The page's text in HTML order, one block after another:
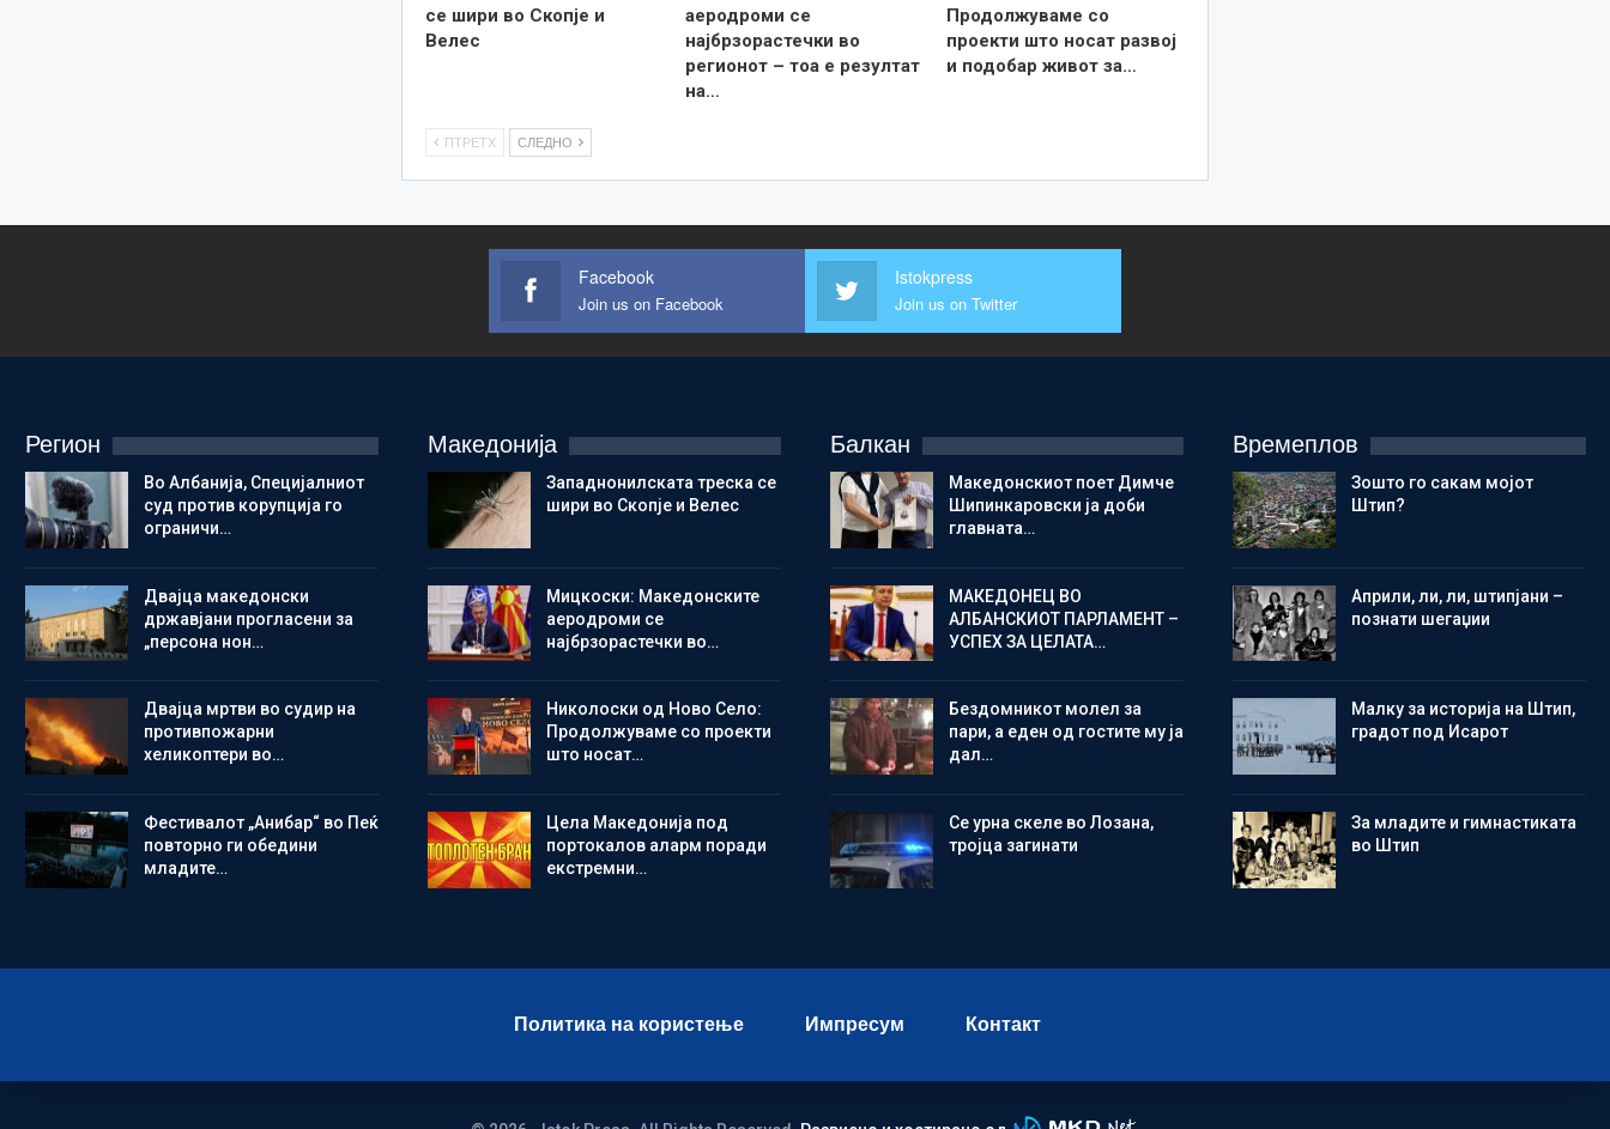
се шири во Скопје и
Велес
аеродроми се
најбрзорастечки во
регионот – тоа е резултат
на…
Продолжуваме со
проекти што носат развој
и подобар живот за…
ПТРЕТХ СЛЕДНО
Facebook
Join us on Facebook
Istokpress
Join us on Twitter
Регион
Во Албанија, Специјалниот
суд против корупција го
ограничи…
Двајца македонски
државјани прогласени за
„персона нон…
Двајца мртви во судир на
противпожарни
хеликоптери во…
Фестивалот „Анибар“ во Пеќ
повторно ги обедини
младите…
Македонија
Западнонилската треска се
шири во Скопје и Велес
Мицкоски: Македонските
аеродроми се
најбрзорастечки во…
Николоски од Ново Село:
Продолжуваме со проекти
што носат…
Цела Македонија под
портокалов аларм поради
екстремни…
Балкан
Македонскиот поет Димче
Шипинкаровски ја доби
главната…
МАКЕДОНЕЦ ВО
АЛБАНСКИОТ ПАРЛАМЕНТ –
УСПЕХ ЗА ЦЕЛАТА…
Бездомникот молел за
пари, а еден од гостите му ја
дал…
Се урна скеле во Лозана,
тројца загинати
Времеплов
Зошто го сакам мојот
Штип?
Aприли, ли, ли, штипјани –
познати шегаџии
Малку за историја на Штип,
градот под Исарот
Зa младите и гимнастиката
во Штип
Политика на користење Импресум Контакт